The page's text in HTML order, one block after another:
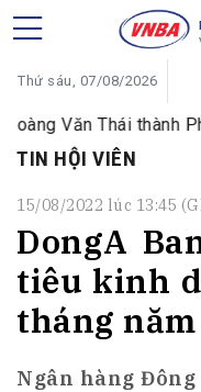
Thứ sáu, 07/08/2026
Văn Thái thành
TIN HỘI VIÊN
15/08/2022 lúc 13:45
DongA
tiêu kinh
tháng
Ngân hàng